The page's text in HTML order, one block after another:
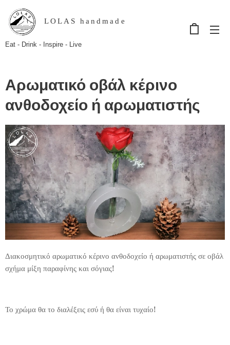
LOLAS handmade
Eat - Drink - Inspire - Live
Αρωματικό οβάλ κέρινο
ανθοδοχείο ή αρωματιστής
Διακοσμητικό αρωματικό κέρινο ανθοδοχείο ή αρωματιστής σε οβάλ
σχήμα μίξη παραφίνης και σόγιας!
Το χρώμα θα το διαλέξεις εσύ ή θα είναι τυχαίο!